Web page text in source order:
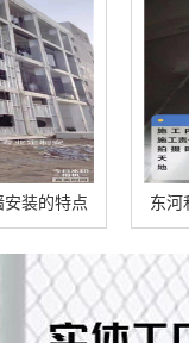
东河和徐州鑫盛润环保